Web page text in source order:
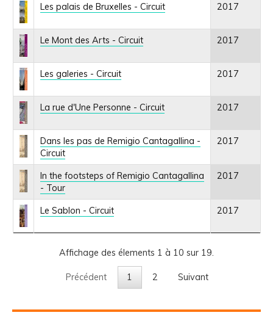
Les palais de Bruxelles - Circuit 2017
Le Mont des Arts - Circuit 2017
Les galeries - Circuit 2017
La rue d'Une Personne - Circuit 2017
Dans les pas de Remigio Cantagallina -
Circuit
2017
In the footsteps of Remigio Cantagallina
- Tour
2017
Le Sablon - Circuit 2017
Affichage des élements 1 à 10 sur 19.
Précédent 1 2 Suivant